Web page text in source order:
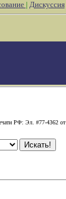
| Дискуссия
РФ: Эл. #77-4362 от